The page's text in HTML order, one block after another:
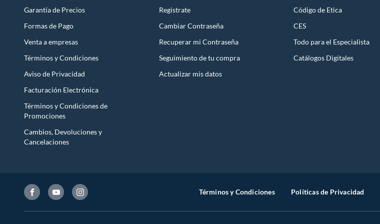
Características
Garantía de Precios
Formas de Pago
Venta a empresas
Términos y Condiciones
Aviso de Privacidad
Facturación Electrónica
Términos y Condiciones de
Promociones
Cambios, Devoluciones y
Cancelaciones
Registrate
Cambiar Contraseña
Recuperar mi Contraseña
Seguimiento de tu compra
Actualizar mis datos
Código de Etica
CES
Todo para el Especialista
Catálogos Digitales
Términos y Condiciones Políticas de Privacidad